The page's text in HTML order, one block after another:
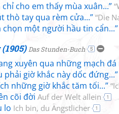
cho em thấy mùa xuân...”
thò tay qua rèm cửa...” “Die
chọn một người hầu tin cẩn...”
Das Stunden-Buch 5
xuyên qua những mạch đá
phải giờ khắc này dốc đứng...”
những giờ khắc tăm tối...”
cõi đời Auf der Welt allein 1
lo Ich bin, du Ängstlicher 1